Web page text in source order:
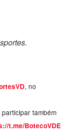
, no
também
t.me/BotecoVDE